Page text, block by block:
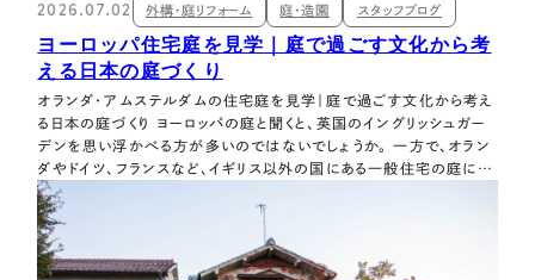
2026.07.02 外構・庭リフォーム 庭・造園 スタッフブログ
ヨーロッパ住宅庭を見学｜庭で過ごす文化から考
える日本の庭づくり
オランダ・アムステルダムの住宅庭を見学｜庭で過ごす文化から考え
る日本の庭づくり ヨーロッパの庭と聞くと、英国のイングリッシュガー
デンを思い浮かべる方が多いのではないでしょうか。 一方で、オラン
ダやドイツ、フランスなど、イギリス以外の国にある一般住宅の庭につ
いては、日本ではそれほど多く紹介されていません。 今回、オランダ・
アムステルダムを訪れ、実際に一般住宅のお庭を見学する機会があ
りました。 観光…